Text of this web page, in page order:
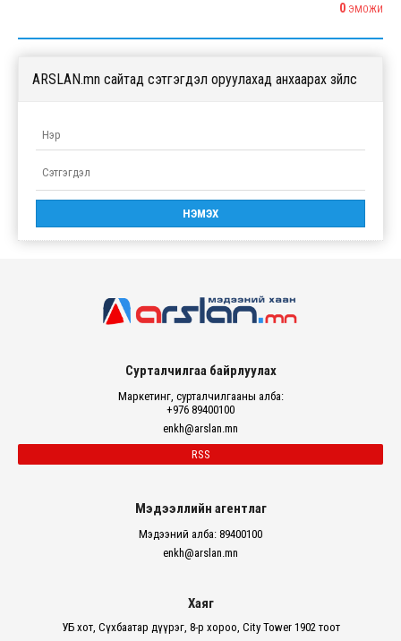
0 ЭМОЖИ
ARSLAN.mn сайтад сэтгэгдэл оруулахад анхаарах зүйлс
Сурталчилгаа байрлуулах
Маркетинг, сурталчилгааны алба:
+976 89400100
enkh@arslan.mn
RSS
Мэдээллийн агентлаг
Мэдээний алба: 89400100
enkh@arslan.mn
Хаяг
УБ хот, Сүхбаатар дүүрэг, 8-р хороо, City Tower 1902 тоот